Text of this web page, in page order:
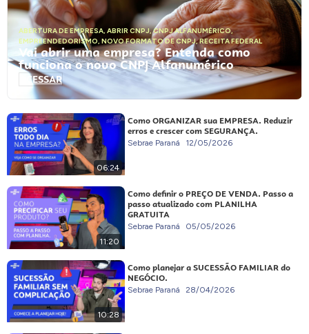
ABERTURA DE EMPRESA, ABRIR CNPJ,CNPJ ALFANUMÉRICO,
EMPREENDEDORISMO, NOVO FORMATO DE CNPJ,RECEITA FEDERAL
Vai abrir uma empresa? Entenda como
funciona o novo CNPJ Alfanumérico
ACESSAR
06:24
Como ORGANIZAR sua EMPRESA. Reduzir
erros e crescer com SEGURANÇA.
Sebrae Paraná 12/05/2026
11:20
Como definir o PREÇO DE VENDA. Passo a
passo atualizado com PLANILHA
GRATUITA
Sebrae Paraná 05/05/2026
10:28
Como planejar a SUCESSÃO FAMILIAR do
NEGÓCIO.
Sebrae Paraná 28/04/2026